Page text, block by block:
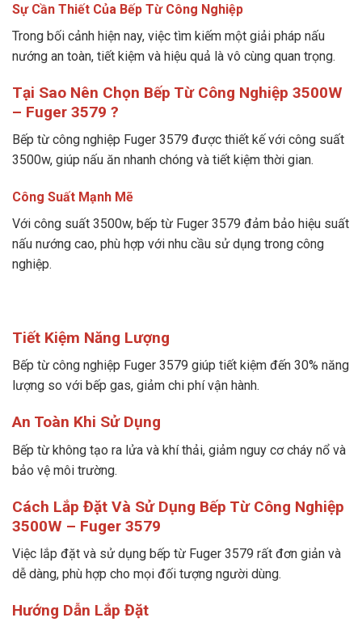
Sự Cần Thiết Của Bếp Từ Công Nghiệp
Trong bối cảnh hiện nay, việc tìm kiếm một giải pháp nấu
nướng an toàn, tiết kiệm và hiệu quả là vô cùng quan trọng.
Tại Sao Nên Chọn Bếp Từ Công Nghiệp 3500W
– Fuger 3579 ?
Bếp từ công nghiệp Fuger 3579 được thiết kế với công suất
3500w, giúp nấu ăn nhanh chóng và tiết kiệm thời gian.
Công Suất Mạnh Mẽ
Với công suất 3500w, bếp từ Fuger 3579 đảm bảo hiệu suất
nấu nướng cao, phù hợp với nhu cầu sử dụng trong công
nghiệp.
Tiết Kiệm Năng Lượng
Bếp từ công nghiệp Fuger 3579 giúp tiết kiệm đến 30% năng
lượng so với bếp gas, giảm chi phí vận hành.
An Toàn Khi Sử Dụng
Bếp từ không tạo ra lửa và khí thải, giảm nguy cơ cháy nổ và
bảo vệ môi trường.
Cách Lắp Đặt Và Sử Dụng Bếp Từ Công Nghiệp
3500W – Fuger 3579
Việc lắp đặt và sử dụng bếp từ Fuger 3579 rất đơn giản và
dễ dàng, phù hợp cho mọi đối tượng người dùng.
Hướng Dẫn Lắp Đặt